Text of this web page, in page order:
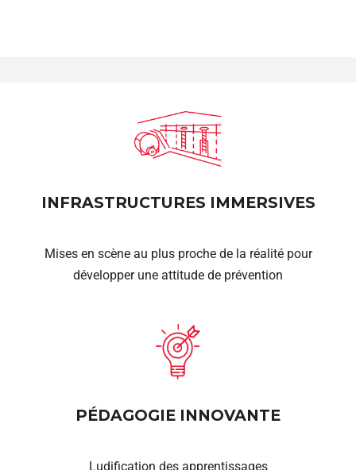
INFRASTRUCTURES IMMERSIVES
Mises en scène au plus proche de la réalité pour
développer une attitude de prévention
PÉDAGOGIE INNOVANTE
Ludification des apprentissages